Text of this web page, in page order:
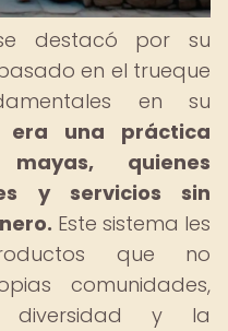
destacó por su
en el trueque
en su
era una práctica
quienes
y servicios sin
Este sistema les
que no
comunidades,
diversidad y la